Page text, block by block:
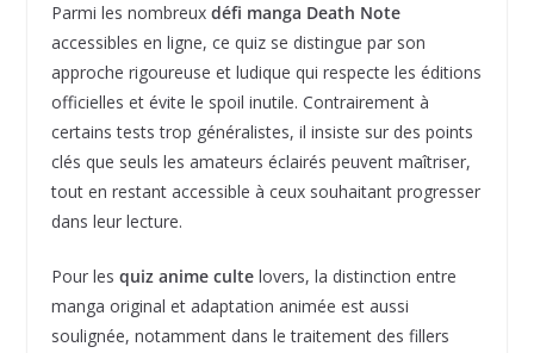
Parmi les nombreux défi manga Death Note
accessibles en ligne, ce quiz se distingue par son
approche rigoureuse et ludique qui respecte les éditions
officielles et évite le spoil inutile. Contrairement à
certains tests trop généralistes, il insiste sur des points
clés que seuls les amateurs éclairés peuvent maîtriser,
tout en restant accessible à ceux souhaitant progresser
dans leur lecture.
Pour les quiz anime cultelovers, la distinction entre
manga original et adaptation animée est aussi
soulignée, notamment dans le traitement des fillers